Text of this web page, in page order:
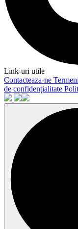
Link-uri utile
Contacteaza-ne
de confidențialitate